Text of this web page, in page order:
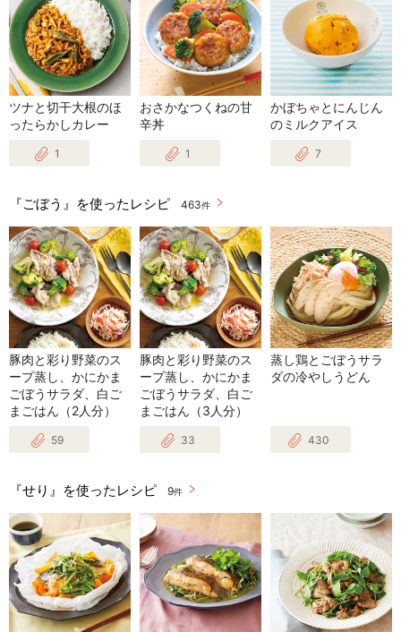
ツナと切干大根のほ
ったらかしカレー
1
おさかなつくねの甘
辛丼
1
かぼちゃとにんじん
のミルクアイス
7
『ごぼう』を使ったレシピ 463件
豚肉と彩り野菜のス
ープ蒸し、かにかま
ごぼうサラダ、白ご
まごはん（2人分）
59
豚肉と彩り野菜のス
ープ蒸し、かにかま
ごぼうサラダ、白ご
まごはん（3人分）
33
蒸し鶏とごぼうサラ
ダの冷やしうどん
430
『せり』を使ったレシピ 9件